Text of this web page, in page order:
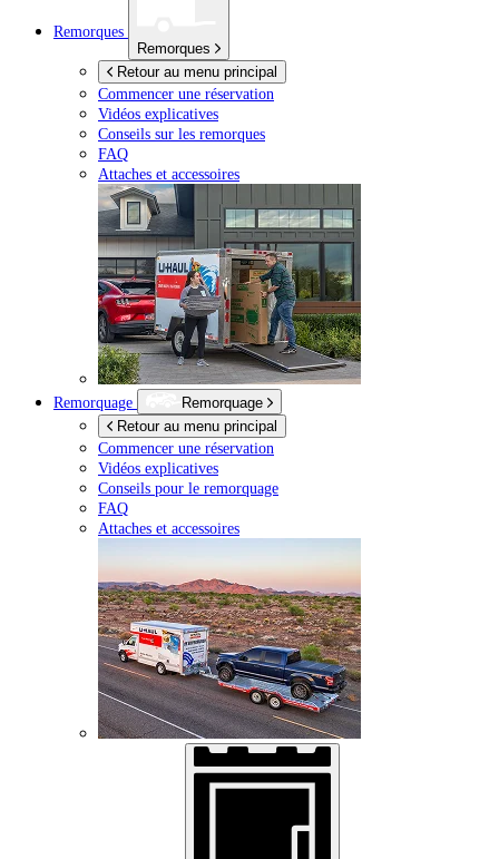
Remorques
Remorques
Retour au menu principal
Commencer une réservation
Vidéos explicatives
Conseils sur les remorques
FAQ
Attaches et accessoires
Remorquage
Remorquage
Retour au menu principal
Commencer une réservation
Vidéos explicatives
Conseils pour le remorquage
FAQ
Attaches et accessoires